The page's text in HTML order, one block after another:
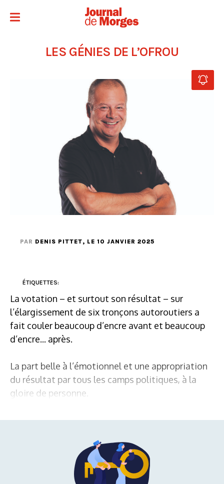
LES GÉNIES DE L’OFROU
PAR DENIS PITTET, LE 10 JANVIER 2025
ÉTIQUETTES:
La votation – et surtout son résultat – sur
l’élargissement de six tronçons autoroutiers a
fait couler beaucoup d’encre avant et beaucoup
d’encre... après.
La part belle à l’émotionnel et une appropriation
du résultat par tous les camps politiques, à la
gloire de personne.